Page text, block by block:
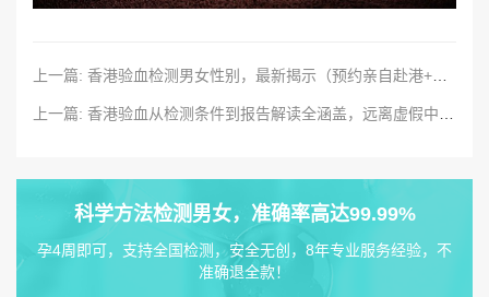
科学方法检测男女，准确率高达99.99%
孕4周即可，支持全国检测，安全无创，8年专业服务经验，不
准确退全款！